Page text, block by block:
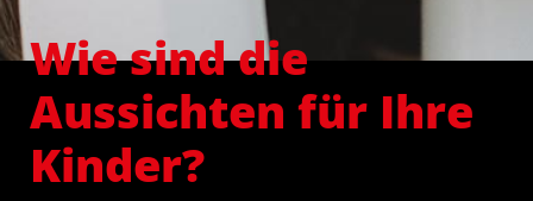
Wie sind die
Aussichten für Ihre
Kinder?